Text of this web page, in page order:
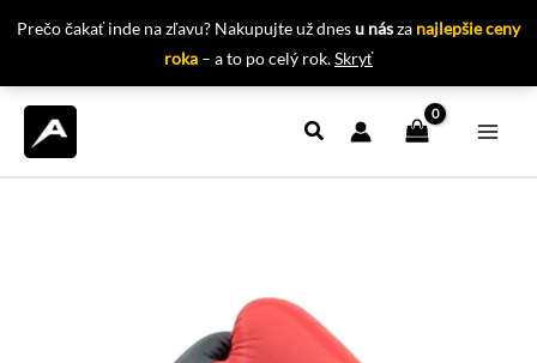
Prečo čakať inde na zľavu? Nakupujte už dnesu násza najlepšie ceny
roka – a to po celý rok.Skryť
Preskočiť